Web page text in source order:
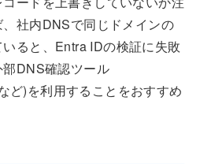
社内DNSで同じドメインの
ると、Entra IDの検証に失敗
DNS確認ツール
ど)を利用することをおすすめ